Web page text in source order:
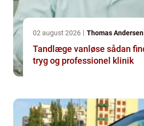
02 august 2026 Thomas Andersen
Tandlæge vanløse sådan finder du en
tryg og professionel klinik